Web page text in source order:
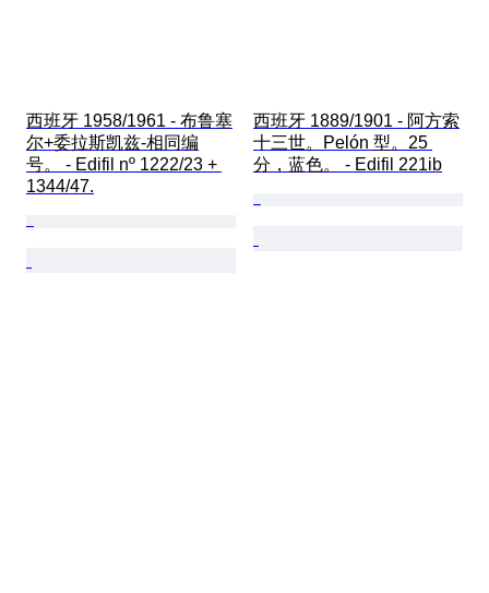
西班牙 1958/1961 - 布鲁塞
尔+委拉斯凯兹-相同编
号。 - Edifil nº 1222/23 +
1344/47.
西班牙 1889/1901 - 阿方索
十三世。Pelón 型。25
分，蓝色。 - Edifil 221ib